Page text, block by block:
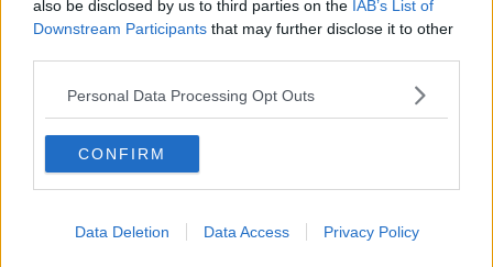
also be disclosed by us to third parties on the IAB’s List of
Downstream Participants that may further disclose it to other
Personal Data Processing Opt Outs
CONFIRM
Data Deletion Data Access Privacy Policy
Il ritorno dei talebani
​La lenta agonia del Libano
Sudafrica, è allarme alimentare
Usa di nuovo al centro della geopolitica internazionale
L’appuntamento di Israele con il cambiamento
La farsa delle elezioni in Siria
In Medioriente non ci sono favole, solo realtà
Biden chiama ma Netanyahu non risponde
Niente di nuovo in Medioriente
Biden nuovo alleato armeno contro la Turchia